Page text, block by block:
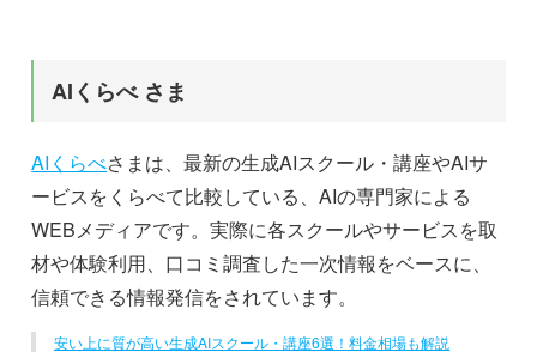
AIくらべ さま
AIくらべさまは、最新の生成AIスクール・講座やAIサ
ービスをくらべて比較している、AIの専門家による
WEBメディアです。実際に各スクールやサービスを取
材や体験利用、口コミ調査した一次情報をベースに、
信頼できる情報発信をされています。
安い上に質が高い生成AIスクール・講座6選！料金相場も解説